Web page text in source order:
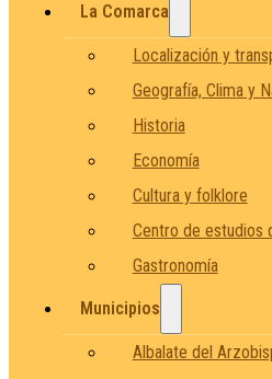
La Comarca
Localización y
Geografía, Clima y
Historia
Economía
Cultura y folklore
Centro de estudios
Gastronomía
Municipios
Albalate del